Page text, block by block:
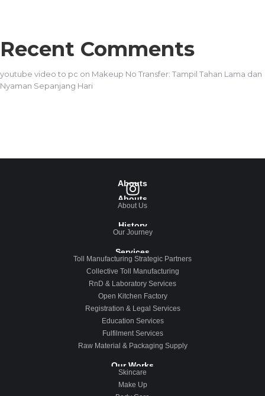
Recent Comments
youtube video to pc on Makeup No Transfer: Tampil Tahan Lama dan
Nyaman Sepanjang Hari
Abouts
Abouts
About Us
History
Our Journey
Services
Toll Manufacturing Strategic Partners
Collective Toll Manufacturing
RnD & Laboratory Services
Open Kitchen Factory
Registration & Legal Services
Education Services
Fulfilment Services
Raw Material & Packaging Supply
Our Works
Skincare
Make Up